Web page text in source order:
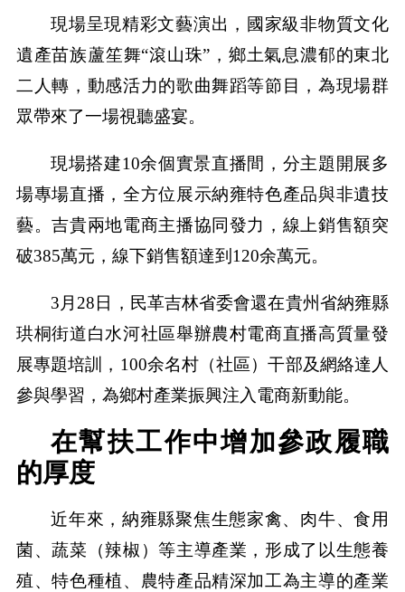
現場呈現精彩文藝演出，國家級非物質文化
遺產苗族蘆笙舞“滾山珠”，鄉土氣息濃郁的東北
二人轉，動感活力的歌曲舞蹈等節目，為現場群
眾帶來了一場視聽盛宴。
現場搭建10余個實景直播間，分主題開展多
場專場直播，全方位展示納雍特色產品與非遺技
藝。吉貴兩地電商主播協同發力，線上銷售額突
破385萬元，線下銷售額達到120余萬元。
3月28日，民革吉林省委會還在貴州省納雍縣
珙桐街道白水河社區舉辦農村電商直播高質量發
展專題培訓，100余名村（社區）干部及網絡達人
參與學習，為鄉村產業振興注入電商新動能。
在幫扶工作中增加參政履職
的厚度
近年來，納雍縣聚焦生態家禽、肉牛、食用
菌、蔬菜（辣椒）等主導產業，形成了以生態養
殖、特色種植、農特產品精深加工為主導的產業